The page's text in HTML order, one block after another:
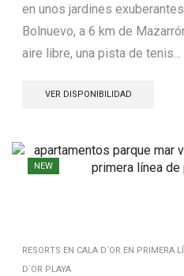
en unos jardines
Bolnuevo, a 6 km de
aire libre, una pista de tenis...
VER DISPONIBILIDAD
NEW
RESORTS EN CALA D´OR EN PRIMERA
D´OR PLAYA